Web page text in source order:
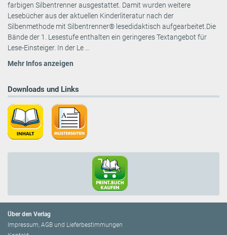
farbigen Silbentrenner ausgestattet. Damit wurden weitere
Lesebücher aus der aktuellen Kinderliteratur nach der
Silbenmethode mit Silbentrenner® lesedidaktisch aufgearbeitet.Die
Bände der 1. Lesestufe enthalten ein geringeres Textangebot für
Lese-Einsteiger. In der Le ...
Mehr Infos anzeigen
Downloads und Links
Über den Verlag
Impressum, AGB und Lieferbestimmungen